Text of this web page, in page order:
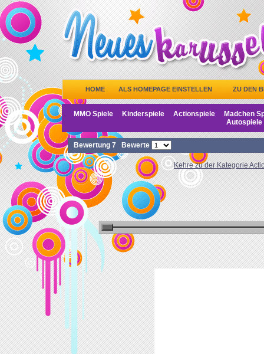
HOME ALS HOMEPAGE EINSTELLEN ZU DEN
MMO Spiele Kinderspiele Actionspiele
Madchen
Autospiele
Bewertung 7 Bewerte
Kehre zu der Kategorie